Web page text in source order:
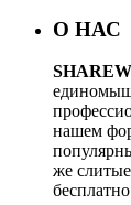
О НАС
нашем
же